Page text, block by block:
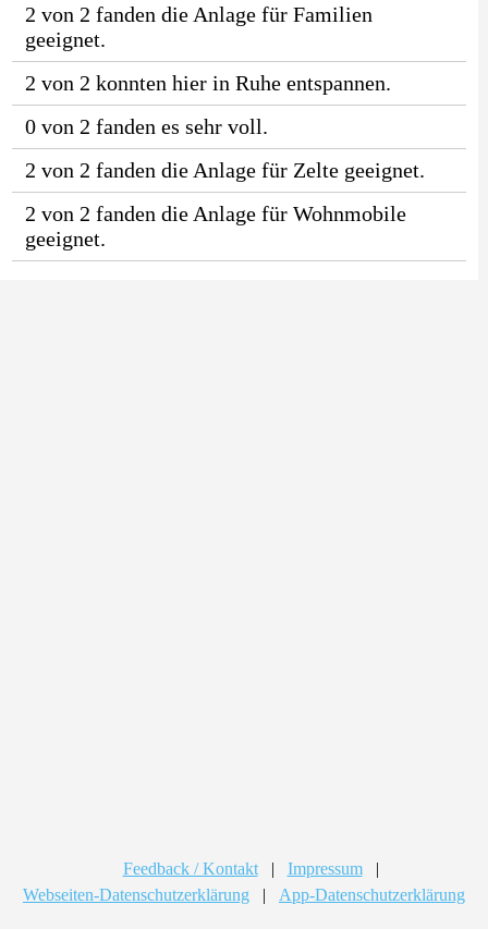
2 von 2 fanden die Anlage für Familien
geeignet.
2 von 2 konnten hier in Ruhe entspannen.
0 von 2 fanden es sehr voll.
2 von 2 fanden die Anlage für Zelte geeignet.
2 von 2 fanden die Anlage für Wohnmobile
geeignet.
Feedback / Kontakt | Impressum
|
Webseiten-Datenschutzerklärung
| App-Datenschutzerklärung